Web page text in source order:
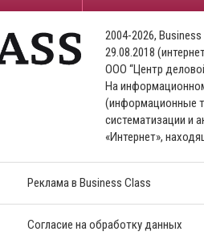
2004-2026, Business
29.08.2018
ООО “Центр
На
(информационные
систематизации и
«Интернет»,
Реклама в Business Class
Согласие на обработку данных